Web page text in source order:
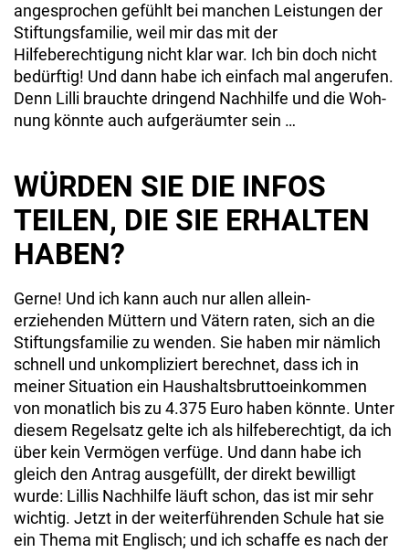
angesprochen gefühlt bei manchen Leistungen der
Stiftungsfamilie, weil mir das mit der
Hilfeberechtigung nicht klar war. Ich bin doch nicht
bedürftig! Und dann habe ich einfach mal angerufen.
Denn Lilli brauchte dringend Nachhilfe und die Woh­
nung könnte auch aufgeräumter sein …
WÜRDEN SIE DIE INFOS
TEILEN, DIE SIE ERHALTEN
HABEN?
Gerne! Und ich kann auch nur allen allein­
erziehenden Müttern und Vätern raten, sich an die
Stiftungsfamilie zu wenden. Sie ha­ben mir nämlich
schnell und unkompliziert berechnet, dass ich in
meiner Situation ein Haushaltsbruttoeinkommen
von monatlich bis zu 4.375 Euro haben könnte. Unter
die­sem Regelsatz gelte ich als hilfeberechtigt, da ich
über kein Vermögen verfüge. Und dann habe ich
gleich den Antrag ausgefüllt, der direkt bewilligt
wurde: Lillis Nachhilfe läuft schon, das ist mir sehr
wichtig. Jetzt in der weiterführenden Schule hat sie
ein The­ma mit Englisch; und ich schaffe es nach der